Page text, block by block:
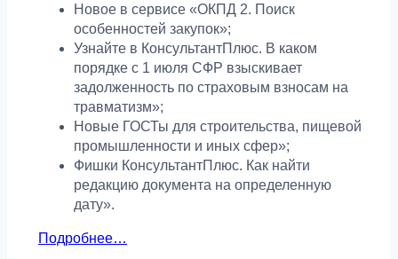
Новое в сервисе «ОКПД 2. Поиск
особенностей закупок»;
Узнайте в КонсультантПлюс. В каком
порядке с 1 июля СФР взыскивает
задолженность по страховым взносам на
травматизм»;
Новые ГОСТы для строительства, пищевой
промышленности и иных сфер»;
Фишки КонсультантПлюс. Как найти
редакцию документа на определенную
дату».
Подробнее…